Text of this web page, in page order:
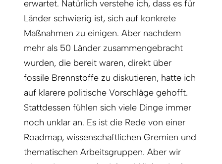
erwartet. Natürlich verstehe ich, dass es für
Länder schwierig ist, sich auf konkrete
Maßnahmen zu einigen. Aber nachdem
mehr als 50 Länder zusammengebracht
wurden, die bereit waren, direkt über
fossile Brennstoffe zu diskutieren, hatte ich
auf klarere politische Vorschläge gehofft.
Stattdessen fühlen sich viele Dinge immer
noch unklar an. Es ist die Rede von einer
Roadmap, wissenschaftlichen Gremien und
thematischen Arbeitsgruppen. Aber wir